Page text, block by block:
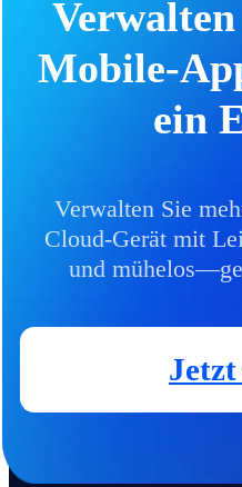
Mobile-
ein
Verwalten Sie
Cloud-Gerät mit
und